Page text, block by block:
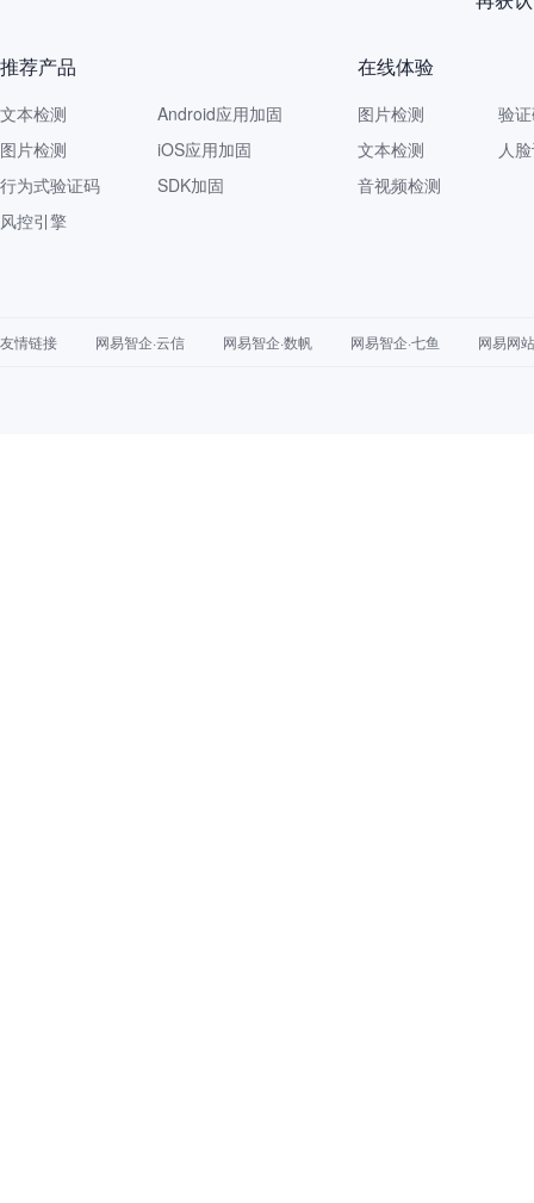
推荐产品
文本检测
图片检测
行为式验证码
风控引擎
Android应用加固
iOS应用加固
SDK加固
在线体验
图片检测
文本检测
音视频检测
验
人
友情链接 网易智企·云信 网易智企·数帆 网易智企·七鱼 网易网